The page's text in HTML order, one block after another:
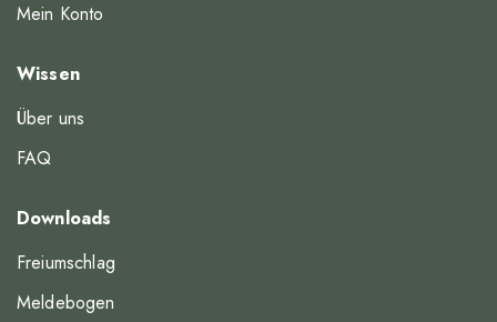
Mein Konto
Wissen
Über uns
FAQ
Downloads
Freiumschlag
Meldebogen